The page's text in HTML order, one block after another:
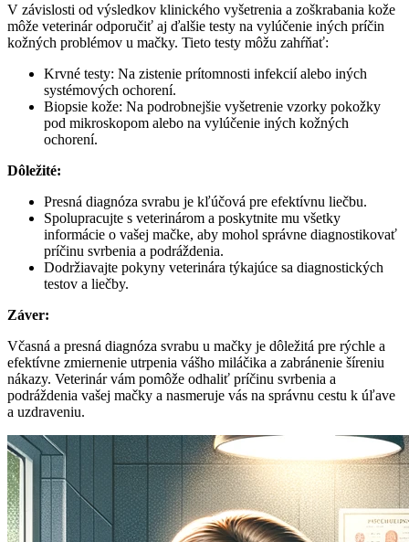
V závislosti od výsledkov klinického vyšetrenia a zoškrabania kože
môže veterinár odporučiť aj ďalšie testy na vylúčenie iných príčin
kožných problémov u mačky. Tieto testy môžu zahŕňať:
Krvné testy: Na zistenie prítomnosti infekcií alebo iných
systémových ochorení.
Biopsie kože: Na podrobnejšie vyšetrenie vzorky pokožky
pod mikroskopom alebo na vylúčenie iných kožných
ochorení.
Dôležité:
Presná diagnóza svrabu je kľúčová pre efektívnu liečbu.
Spolupracujte s veterinárom a poskytnite mu všetky
informácie o vašej mačke, aby mohol správne diagnostikovať
príčinu svrbenia a podráždenia.
Dodržiavajte pokyny veterinára týkajúce sa diagnostických
testov a liečby.
Záver:
Včasná a presná diagnóza svrabu u mačky je dôležitá pre rýchle a
efektívne zmiernenie utrpenia vášho miláčika a zabránenie šíreniu
nákazy. Veterinár vám pomôže odhaliť príčinu svrbenia a
podráždenia vašej mačky a nasmeruje vás na správnu cestu k úľave
a uzdraveniu.